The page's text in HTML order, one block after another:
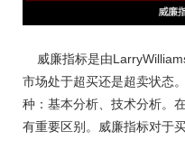
威廉指标是由
市场处于超买还是超卖状态
种：基本分析、技术分析。
有重要区别。威廉指标对于